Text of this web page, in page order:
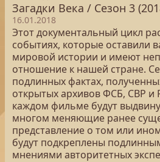
Загадки Века / Сезон 3
16.01.2018
Этот документальный цикл
событиях, которые оставили
мировой истории и имеют
отношение к нашей стране.
подлинных фактах,
открытых архивов ФСБ, СВР и
каждом фильме будут
многом меняющие ранее
представление о том или
будут подкреплены
мнениями авторитетных